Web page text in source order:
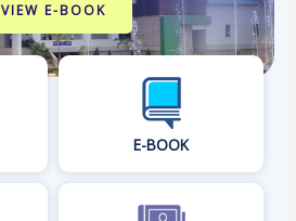
VIEW E-BOOK
E-BOOK